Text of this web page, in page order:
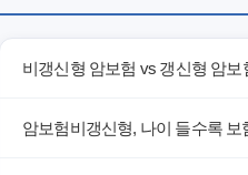
비갱신형 암보험 vs 갱신형 암
암보험비갱신형, 나이 들수록